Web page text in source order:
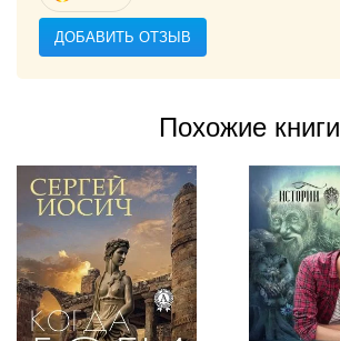
ДОБАВИТЬ ОТЗЫВ
Похожие книги